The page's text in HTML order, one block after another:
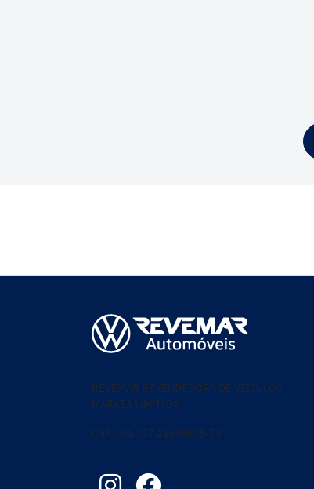
REVEMAR REVENDEDORA DE VEICULOS
MARABA LIMITADA
CNPJ: 04.747.226/0003-73